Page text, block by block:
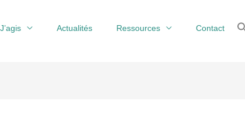
J’agis Actualités Ressources Contact